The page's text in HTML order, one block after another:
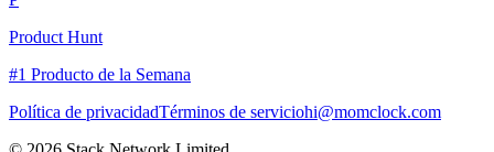
Product Hunt
#1 Producto de la Semana
Política de privacidadTérminos de serviciohi@momclock.com